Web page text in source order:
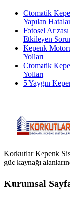
Otomatik
Yapılan
Fotosel
Etkileyen
Kepenk
Yolları
Otomatik
Yolları
5 Yaygın
Korkutlar Kepenk
güç kaynağı
Kurumsal